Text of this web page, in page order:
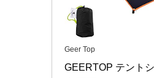
Geer Top
GEERTOP テント